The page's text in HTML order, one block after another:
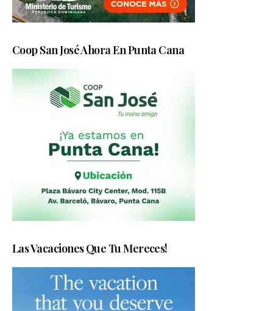
Coop San José Ahora En Punta Cana
Las Vacaciones Que Tu Mereces!